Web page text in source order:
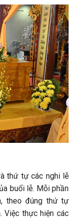
thứ tự các nghi lễ
buổi lễ. Mỗi phần
theo đúng thứ tự
Việc thực hiện các